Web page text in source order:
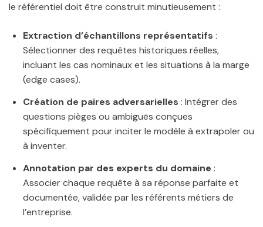
le référentiel doit être construit minutieusement :
Extraction d’échantillons représentatifs :
Sélectionner des requêtes historiques réelles,
incluant les cas nominaux et les situations à la marge
(edge cases).
Création de paires adversarielles : Intégrer des
questions pièges ou ambiguës conçues
spécifiquement pour inciter le modèle à extrapoler ou
à inventer.
Annotation par des experts du domaine :
Associer chaque requête à sa réponse parfaite et
documentée, validée par les référents métiers de
l’entreprise.